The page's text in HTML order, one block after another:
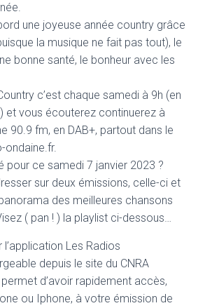
une joyeuse année country grâce
la musique ne fait pas tout), le
bonne santé, le bonheur avec les
c’est chaque samedi à 9h (en
et vous écouterez continuerez à
90.9 fm, en DAB+, partout dans le
ondaine.fr.
pour ce samedi 7 janvier 2023 ?
sur deux émissions, celle-ci et
des meilleures chansons
( pan ! ) la playlist ci-dessous…
Les Radios
depuis le site du CNRA
d’avoir rapidement accès,
ou Iphone, à votre émission de